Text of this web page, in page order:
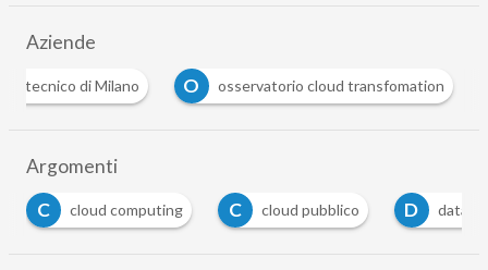
Aziende
O
Osservatori del Politecnico di Milano O osservatorio
Argomenti
C
cloud pubblico D data center generative